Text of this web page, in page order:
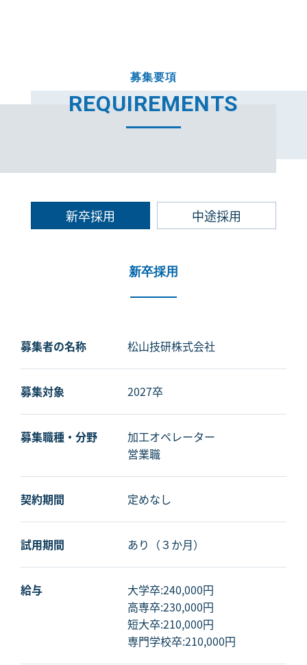
募集要項
REQUIREMENTS
新卒採用 中途採用
新卒採用
募集者の名称 松山技研株式会社
募集対象 2027卒
募集職種・分野
加工オペレーター
営業職
契約期間 定めなし
試用期間 あり（３か月）
給与
大学卒:240,000円
高専卒:230,000円
短大卒:210,000円
専門学校卒:210,000円